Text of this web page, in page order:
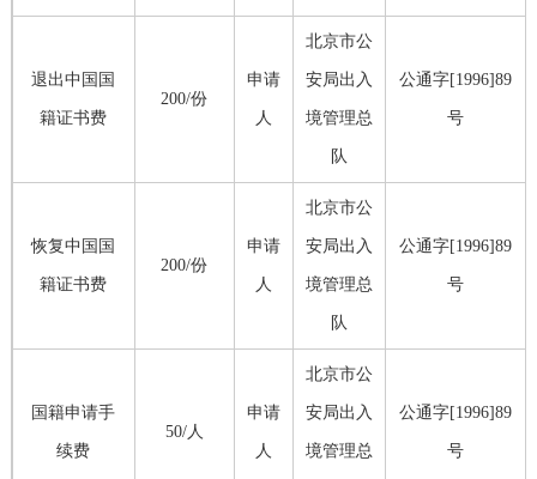
退出中国国
籍证书费
200/份
申请
人
北京市公
安局出入
境管理总
队
公通字[1996]89
号
恢复中国国
籍证书费
200/份
申请
人
北京市公
安局出入
境管理总
队
公通字[1996]89
号
国籍申请手
续费
50/人
申请
人
北京市公
安局出入
境管理总
公通字[1996]89
号